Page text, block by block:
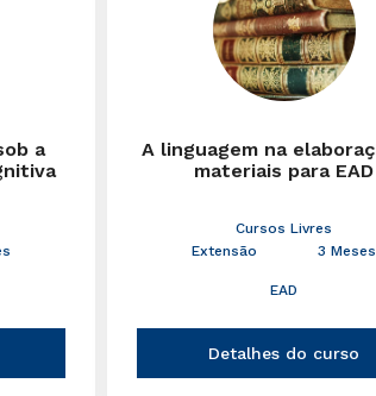
a
A linguagem na
materiais para EAD
Cursos Livres
Extensão
3 Meses
EAD
Detalhes do curso